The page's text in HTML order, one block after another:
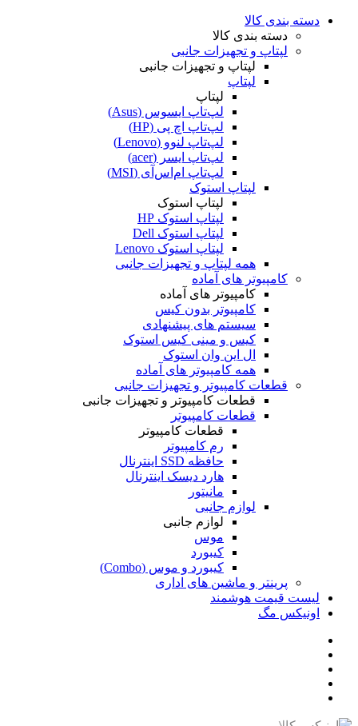
دسته بندی کالا
دسته بندی کالا
لپتاپ و تجهیزات جانبی
لپتاپ و تجهیزات جانبی
لپتاپ
لپتاپ
لپ‌تاپ ایسوس (Asus)
لپ‌تاپ اچ پی (HP)
لپ‌تاپ لنوو (Lenovo)
لپ‌تاپ ایسر (acer)
لپ‌تاپ ام‌اس‌آی (MSI)
لپتاپ استوک
لپتاپ استوک
لپتاپ استوک HP
لپتاپ استوک Dell
لپتاپ استوک Lenovo
همه لپتاپ و تجهیزات جانبی
کامپیوتر های آماده
کامپیوتر های آماده
کامپیوتر بدون کیس
سیستم های پیشنهادی
کیس و مینی کیس استوک
ال این وان استوک
همه کامپیوتر های آماده
قطعات کامپیوتر و تجهیزات جانبی
قطعات کامپیوتر و تجهیزات جانبی
قطعات کامپیوتر
قطعات کامپیوتر
رم کامپیوتر
حافظه SSD اینترنال
هارد دیسک اینترنال
مانیتور
لوازم جانبی
لوازم جانبی
موس
کیبورد
کیبورد و موس (Combo)
پرینتر و ماشین های اداری
لیست قیمت هوشمند
اونیکس مگ